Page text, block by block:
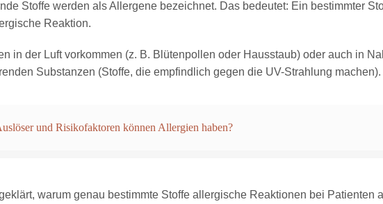
Stoffe werden als Allergene bezeichnet. Das bedeutet: Ein bestimmter
Reaktion.
in der Luft vorkommen (z. B. Blütenpollen oder Hausstaub) oder auch in
Substanzen (Stoffe, die empfindlich gegen die UV-Strahlung machen).
und Risikofaktoren können Allergien haben?
warum genau bestimmte Stoffe allergische Reaktionen bei Patienten